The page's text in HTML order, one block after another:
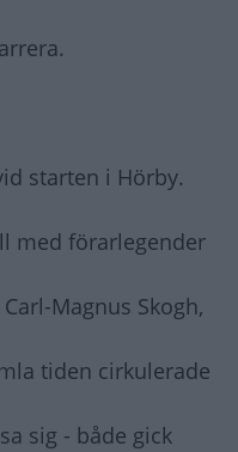
starten i Hörby.
med förarlegender
Magnus Skogh,
tiden cirkulerade
sig - både gick